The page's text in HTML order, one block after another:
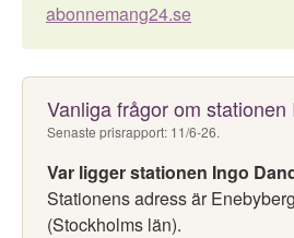
abonnemang24.se
Vanliga frågor om stationen
Senaste prisrapport: 11/6-26.
Var ligger stationen Ingo
Stationens adress är
(Stockholms län).